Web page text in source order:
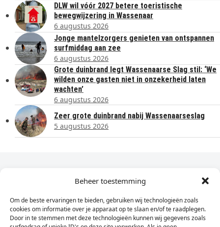
Beheer toestemming
Om de beste ervaringen te bieden, gebruiken wij technologieën zoals
cookies om informatie over je apparaat op te slaan en/of te raadplegen.
Door in te stemmen met deze technologieën kunnen wij gegevens zoals
DLW wil vóór 2027 betere toeristische
bewegwijzering in Wassenaar
6 augustus 2026
Jonge mantelzorgers genieten van ontspannen
surfmiddag aan zee
6 augustus 2026
Grote duinbrand legt Wassenaarse Slag stil: ‘We
wilden onze gasten niet in onzekerheid laten
wachten’
6 augustus 2026
Zeer grote duinbrand nabij Wassenaarseslag
5 augustus 2026
Dagelijks het laatste nieuws in je e-mail?
Vul
hier